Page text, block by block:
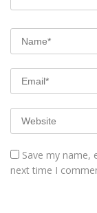
Save my name,
next time I